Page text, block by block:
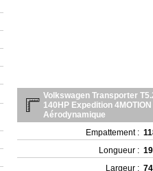
Volkswagen Transporter
140HP Expedition
Aérodynamique
Empattement :
Longueur :
Largeur :